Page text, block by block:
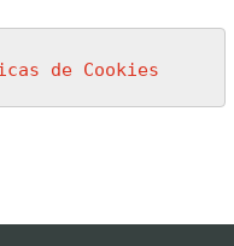
de Cookies